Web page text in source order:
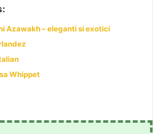
Azawakh – eleganti si exotici
Whippet